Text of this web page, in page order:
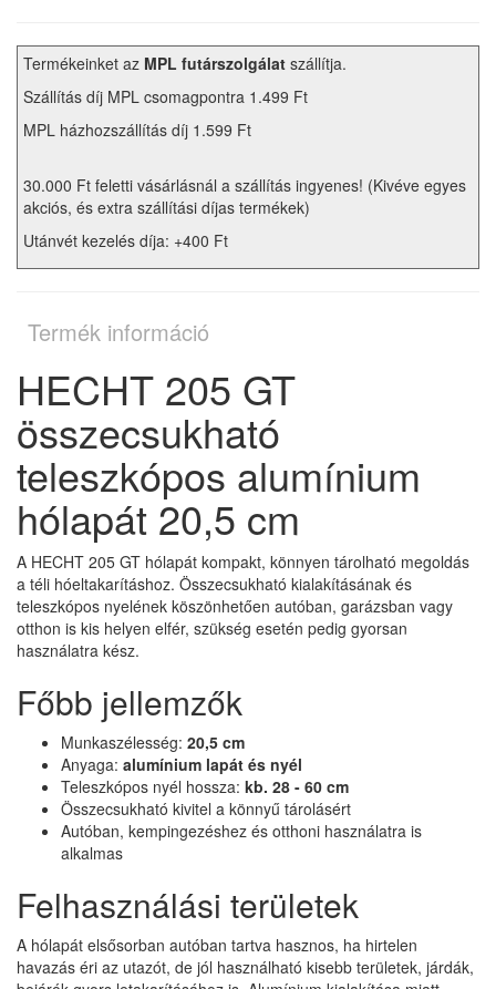
Termékeinket az MPL futárszolgálat szállítja.
Szállítás díj MPL csomagpontra 1.499 Ft
MPL házhozszállítás díj 1.599 Ft
30.000 Ft feletti vásárlásnál a szállítás ingyenes! (Kivéve egyes
akciós, és extra szállítási díjas termékek)
Utánvét kezelés díja: +400 Ft
Termék információ
HECHT 205 GT
összecsukható
teleszkópos alumínium
hólapát 20,5 cm
A HECHT 205 GT hólapát kompakt, könnyen tárolható megoldás
a téli hóeltakarításhoz. Összecsukható kialakításának és
teleszkópos nyelének köszönhetően autóban, garázsban vagy
otthon is kis helyen elfér, szükség esetén pedig gyorsan
használatra kész.
Főbb jellemzők
Munkaszélesség: 20,5 cm
Anyaga: alumínium lapát és nyél
Teleszkópos nyél hossza: kb. 28 - 60 cm
Összecsukható kivitel a könnyű tárolásért
Autóban, kempingezéshez és otthoni használatra is
alkalmas
Felhasználási területek
A hólapát elsősorban autóban tartva hasznos, ha hirtelen
havazás éri az utazót, de jól használható kisebb területek, járdák,